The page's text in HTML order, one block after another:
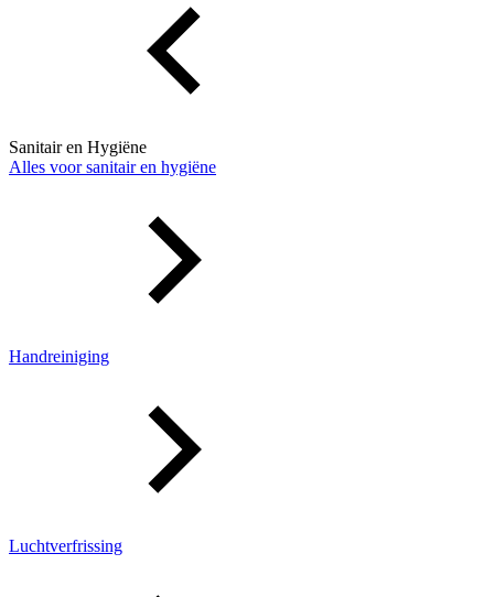
Sanitair en Hygiëne
Alles voor sanitair en hygiëne
Handreiniging
Luchtverfrissing